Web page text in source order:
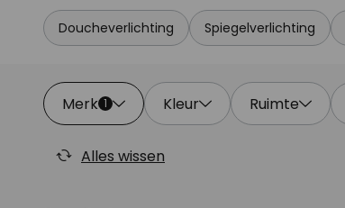
Doucheverlichting Spiegelverlichting
Merk 1 Kleur Ruimte
Alles wissen